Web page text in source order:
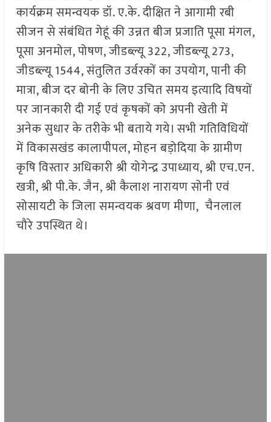
कार्यक्रम समन्वयक डॉ. ए.के. दीक्षित ने आगामी रबी
सीजन से संबंधित गेहूं की उन्नत बीज प्रजाति पूसा मंगल,
पूसा अनमोल, पोषण, जीडब्ल्यू 322, जीडब्ल्यू 273,
जीडब्ल्यू 1544, संतुलित उर्वरकों का उपयोग, पानी की
मात्रा, बीज दर बोनी के लिए उचित समय इत्यादि विषयों
पर जानकारी दी गई एवं कृषकों को अपनी खेती में
अनेक सुधार के तरीके भी बताये गये। सभी गतिविधियों
में विकासखंड कालापीपल, मोहन बड़ोदिया के ग्रामीण
कृषि विस्तार अधिकारी श्री योगेन्द्र उपाध्याय, श्री एच.एन.
खत्री, श्री पी.के. जैन, श्री कैलाश नारायण सोनी एवं
सोसायटी के जिला समन्वयक श्रवण मीणा, चैनलाल
चौरे उपस्थित थे।